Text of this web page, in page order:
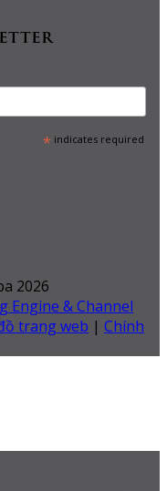
*indicates required
2026
Engine & Channel
trang web | Chính